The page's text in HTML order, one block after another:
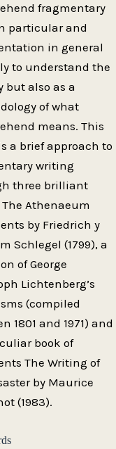
fragmentary
particular and
in general
to understand the
but also as a
of what
means. This
a brief approach to
writing
three brilliant
The Athenaeum
by Friedrich y
Schlegel (1799), a
of George
Lichtenberg’s
(compiled
1801 and 1971) and
book of
The Writing of
by Maurice
(1983).